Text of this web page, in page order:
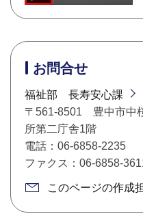
お問合せ
福祉部 長寿安心課
〒561-8501 豊中市中
所第二庁舎1階
電話：06-6858-2235
ファクス：06-6858-
このページの作成